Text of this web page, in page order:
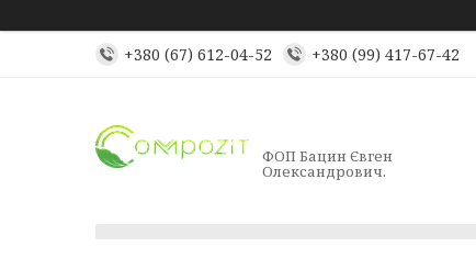
+380 (67) 612-04-52 +380 (99) 417-67-42
ФОП Бацин Євген
Олександрович.